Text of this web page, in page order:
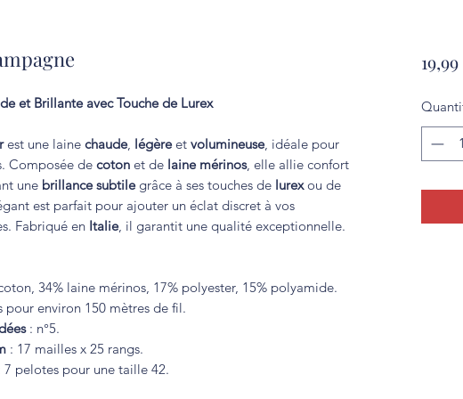
et Brillante avec Touche de Lurex
est une laine chaude, légèreet volumineuse, idéale pour
Composée de coton et de laine mérinos, elle allie confort
une brillance subtilegrâce à ses touches de lurexou de
est parfait pour ajouter un éclat discret à vos
Fabriqué en Italie, il garantit une qualité exceptionnelle.
34% laine mérinos, 17% polyester, 15% polyamide.
environ 150 mètres de fil.
: n°5.
: 17 mailles x 25 rangs.
pelotes pour une taille 42.